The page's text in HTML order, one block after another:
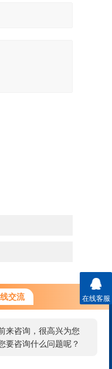
交流
来咨询，很高兴为您
要咨询什么问题呢？
在线客服